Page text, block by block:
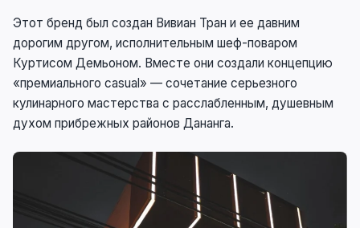
Этот бренд был создан Вивиан Тран и ее давним
дорогим другом, исполнительным шеф-поваром
Куртисом Демьоном. Вместе они создали концепцию
«премиального casual» — сочетание серьезного
кулинарного мастерства с расслабленным, душевным
духом прибрежных районов Дананга.